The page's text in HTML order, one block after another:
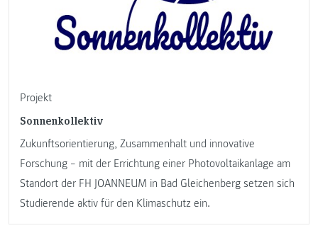
Projekt
Sonnenkollektiv
Zukunftsorientierung, Zusammenhalt und innovative
Forschung − mit der Errichtung einer Photovoltaikanlage am
Standort der FH JOANNEUM in Bad Gleichenberg setzen sich
Studierende aktiv für den Klimaschutz ein.